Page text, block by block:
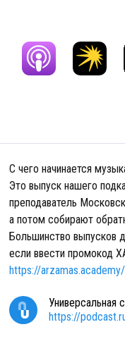
C чего начинается
Это выпуск нашего
преподаватель
а потом собирают
Большинство выпусков
если ввести промокод
https://
Универсальная
https://